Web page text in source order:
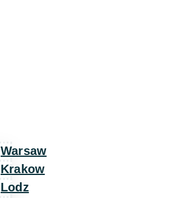
Warsaw
Krakow
Lodz